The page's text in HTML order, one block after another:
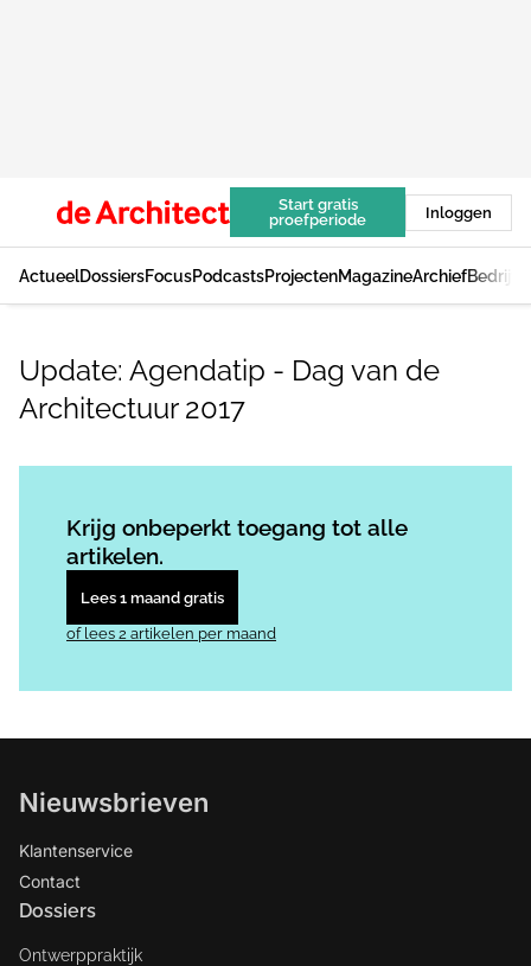
Start gratis
proefperiode
Inloggen
ActueelDossiersFocusPodcastsProjectenMagazineArchief
Update: Agendatip - Dag van de
Architectuur 2017
Krijg onbeperkt toegang tot alle
artikelen.
Lees 1 maand gratis
of lees 2 artikelen per maand
Nieuwsbrieven
Klantenservice
Contact
Dossiers
Ontwerppraktijk